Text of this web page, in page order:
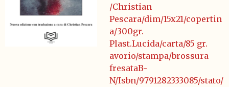
/Christian
Pescara/dim/15x21/copertin
a/300gr.
Plast.Lucida/carta/85 gr.
avorio/stampa/brossura
fresataB-
N/Isbn/9791282333085/stato/